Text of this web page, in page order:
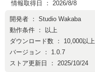
情報取得日 ： 2026/8/8
開発者 ： Studio Wakaba
動作条件 ： 以上
ダウンロード数 ： 10,000以上
バージョン ： 1.0.7
ストア更新日 ： 2025/10/24